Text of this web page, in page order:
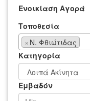
Ενοικίαση Αγορά
Τοποθεσία
× Ν. Φθιώτιδας
Κατηγορία
Εμβαδόν